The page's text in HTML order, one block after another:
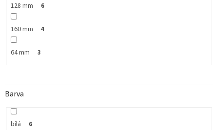
128 mm 6
160 mm 4
64 mm 3
Barva
bílá 6